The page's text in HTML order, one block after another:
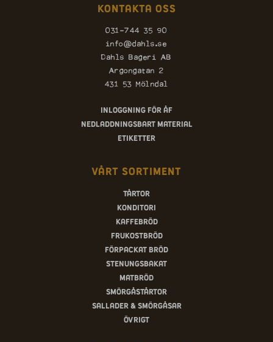
Kontakta oss
031-744 35 90
info@dahls.se
Dahls Bageri AB
Argongatan 2
431 53 Mölndal
Inloggning för ÅF
Nedladdningsbart material
Etiketter
Vårt sortiment
Tårtor
Konditori
Kaffebröd
Frukostbröd
Förpackat bröd
Stenungsbakat
Matbröd
Smörgåstårtor
Sallader & smörgåsar
Övrigt